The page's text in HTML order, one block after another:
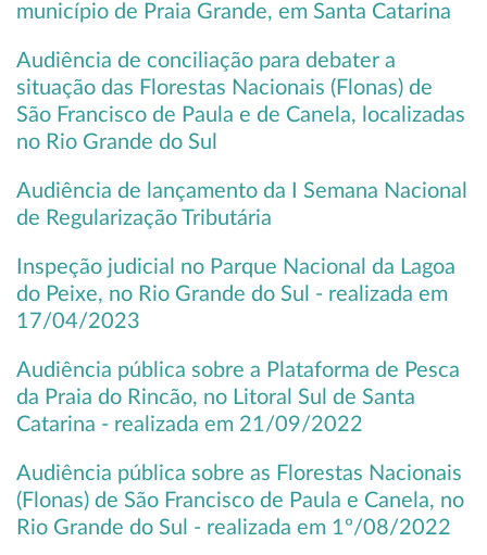
município de Praia Grande, em Santa Catarina
Audiência de conciliação para debater a
situação das Florestas Nacionais (Flonas) de
São Francisco de Paula e de Canela, localizadas
no Rio Grande do Sul
Audiência de lançamento da I Semana Nacional
de Regularização Tributária
Inspeção judicial no Parque Nacional da Lagoa
do Peixe, no Rio Grande do Sul - realizada em
17/04/2023
Audiência pública sobre a Plataforma de Pesca
da Praia do Rincão, no Litoral Sul de Santa
Catarina - realizada em 21/09/2022
Audiência pública sobre as Florestas Nacionais
(Flonas) de São Francisco de Paula e Canela, no
Rio Grande do Sul - realizada em 1º/08/2022